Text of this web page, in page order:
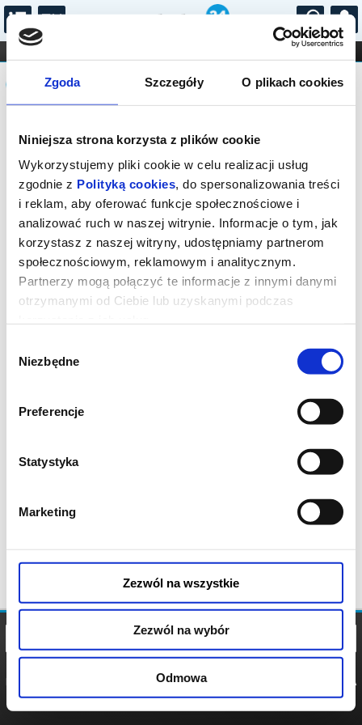
Zgoda Szczegóły O plikach cookies
Niniejsza strona korzysta z plików cookie
Wykorzystujemy pliki cookie w celu realizacji usług
zgodnie z Polityką cookies, do spersonalizowania treści
i reklam, aby oferować funkcje społecznościowe i
analizować ruch w naszej witrynie. Informacje o tym, jak
korzystasz z naszej witryny, udostępniamy partnerom
społecznościowym, reklamowym i analitycznym.
Partnerzy mogą połączyć te informacje z innymi danymi
otrzymanymi od Ciebie lub uzyskanymi podczas
zgody
Niezbędne
Preferencje
Statystyka
Marketing
Zezwól na wszystkie
Zezwól na wybór
Odmowa
...
FILHARMONIA OPERA I BALET
STAND-UP
DLA DZIECI
Komunikat
Sprzedaż on-line została zakończona,
sprawdź dostępność biletów w kasie.
Kontakt tel.: 18 544 74 72 lub e-mail:
kino@rabka.pl
POLITYKA
POLITYKA